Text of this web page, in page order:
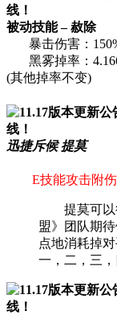
被动技能 – 赦除
暴击伤害：
黑雾掉率：
(其他掉率不变)
迅捷斥候 提莫
E技能攻击附伤
提莫可以
盟》团队期
点地消耗掉
一，二，三